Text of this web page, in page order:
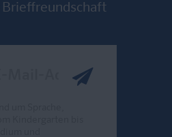
Brieffreundschaft